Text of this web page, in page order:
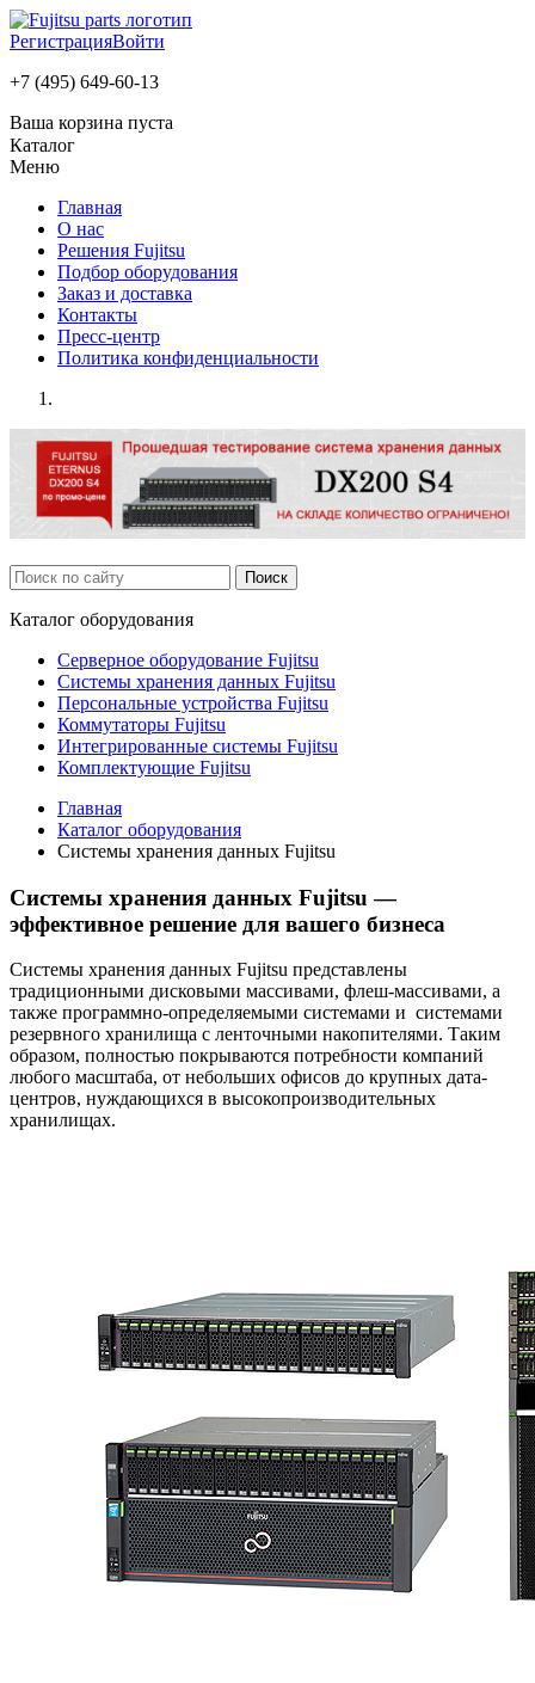
РегистрацияВойти
+7 (495) 649-60-13
Ваша корзина пуста
Каталог
Меню
Главная
О нас
Решения Fujitsu
Подбор оборудования
Заказ и доставка
Контакты
Пресс-центр
Политика конфиденциальности
Каталог оборудования
Серверное оборудование Fujitsu
Системы хранения данных Fujitsu
Персональные устройства Fujitsu
Коммутаторы Fujitsu
Интегрированные системы Fujitsu
Комплектующие Fujitsu
Главная
Каталог оборудования
Системы хранения данных Fujitsu
Системы хранения данных Fujitsu —
эффективное решение для вашего бизнеса
Системы хранения данных Fujitsu представлены
традиционными дисковыми массивами, флеш-массивами, а
также программно-определяемыми системами и системами
резервного хранилища с ленточными накопителями. Таким
образом, полностью покрываются потребности компаний
любого масштаба, от небольших офисов до крупных дата-
центров, нуждающихся в высокопроизводительных
хранилищах.